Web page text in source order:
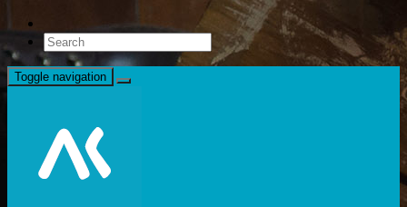
Toggle navigation